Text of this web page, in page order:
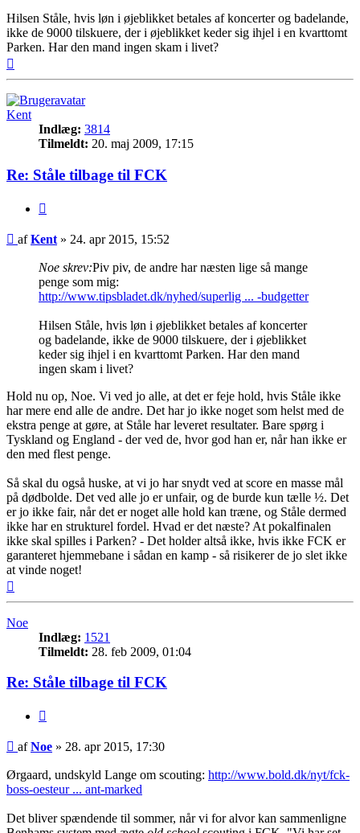
Hilsen Ståle, hvis løn i øjeblikket betales af koncerter og badelande,
ikke de 9000 tilskuere, der i øjeblikket keder sig ihjel i en kvarttomt
Parken. Har den mand ingen skam i livet?
Kent
Indlæg: 3814
Tilmeldt: 20. maj 2009, 17:15
Re: Ståle tilbage til FCK
Indlæg
afKent » 24. apr 2015, 15:52
Noe skrev:Piv piv, de andre har næsten lige så mange
penge som mig:
http://www.tipsbladet.dk/nyhed/superlig ... -budgetter
Hilsen Ståle, hvis løn i øjeblikket betales af koncerter
og badelande, ikke de 9000 tilskuere, der i øjeblikket
keder sig ihjel i en kvarttomt Parken. Har den mand
ingen skam i livet?
Hold nu op, Noe. Vi ved jo alle, at det er feje hold, hvis Ståle ikke
har mere end alle de andre. Det har jo ikke noget som helst med de
ekstra penge at gøre, at Ståle har leveret resultater. Bare spørg i
Tyskland og England - der ved de, hvor god han er, når han ikke er
den med flest penge.
Så skal du også huske, at vi jo har snydt ved at score en masse mål
på dødbolde. Det ved alle jo er unfair, og de burde kun tælle ½. Det
er jo ikke fair, når det er noget alle hold kan træne, og Ståle dermed
ikke har en strukturel fordel. Hvad er det næste? At pokalfinalen
ikke skal spilles i Parken? - Det holder altså ikke, hvis ikke FCK er
garanteret hjemmebane i sådan en kamp - så risikerer de jo slet ikke
at vinde noget!
Noe
Indlæg: 1521
Tilmeldt: 28. feb 2009, 01:04
Re: Ståle tilbage til FCK
Indlæg
afNoe » 28. apr 2015, 17:30
Ørgaard, undskyld Lange om scouting: http://www.bold.dk/nyt/fck-
boss-oesteur ... ant-marked
Det bliver spændende til sommer, når vi for alvor kan sammenligne